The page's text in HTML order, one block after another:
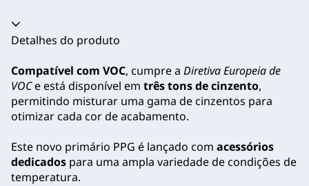
Acordeão recolhido
Detalhes do produto
Compatível com VOC, cumpre a Diretiva Europeia de
VOCe está disponível em três tons de cinzento,
permitindo misturar uma gama de cinzentos para
otimizar cada cor de acabamento.
Este novo primário PPG é lançado com acessórios
dedicados para uma ampla variedade de condições de
temperatura.